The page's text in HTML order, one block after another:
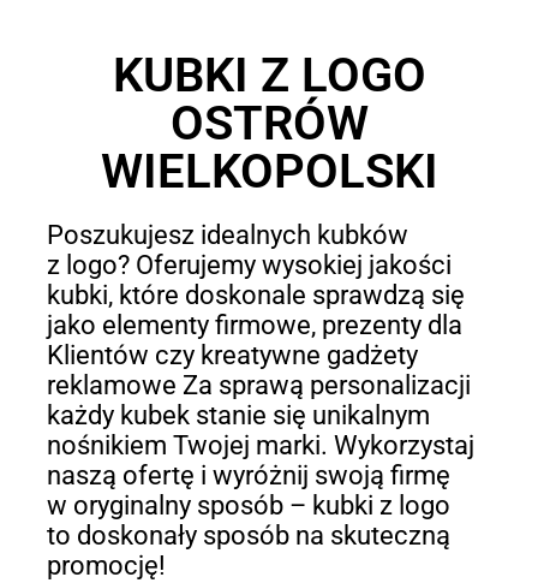
KUBKI Z LOGO
OSTRÓW
WIELKOPOLSKI
Poszukujesz idealnych kubków
z logo? Oferujemy wysokiej jakości
kubki, które doskonale sprawdzą się
jako elementy firmowe, prezenty dla
Klientów czy kreatywne gadżety
reklamowe Za sprawą personalizacji
każdy kubek stanie się unikalnym
nośnikiem Twojej marki. Wykorzystaj
naszą ofertę i wyróżnij swoją firmę
w oryginalny sposób – kubki z logo
to doskonały sposób na skuteczną
promocję!